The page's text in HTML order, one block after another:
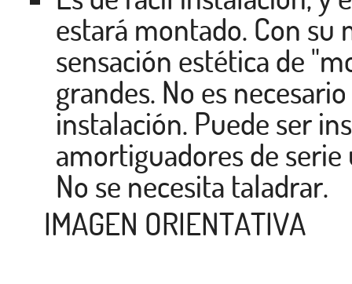
estará montado. Con
sensación estética de
grandes. No es
instalación. Puede ser
amortiguadores de
No se necesita taladrar.
IMAGEN ORIENTATIVA